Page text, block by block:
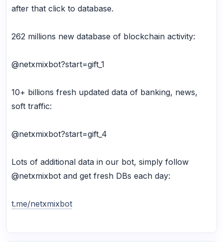
after that click to database.
262 millions new database of blockchain activity:
@netxmixbot?start=gift_1
10+ billions fresh updated data of banking, news,
soft traffic:
@netxmixbot?start=gift_4
Lots of additional data in our bot, simply follow
@netxmixbot and get fresh DBs each day:
t.me/netxmixbot